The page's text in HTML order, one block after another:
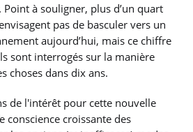
à souligner, plus d’un quart
pas de basculer vers un
aujourd’hui, mais ce chiffre
sont interrogés sur la manière
choses dans dix ans.
de l'intérêt pour cette nouvelle
conscience croissante des